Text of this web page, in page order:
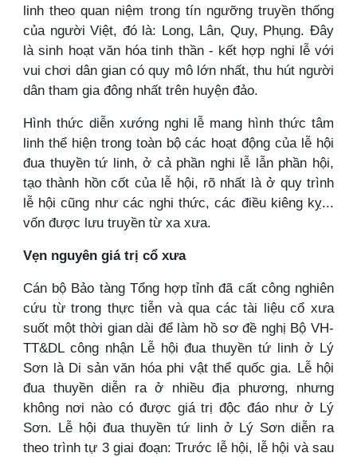
linh theo quan niệm trong tín ngưỡng truyền thống
của người Việt, đó là: Long, Lân, Quy, Phụng. Đây
là sinh hoạt văn hóa tinh thần - kết hợp nghi lễ với
vui chơi dân gian có quy mô lớn nhất, thu hút người
dân tham gia đông nhất trên huyện đảo.
Hình thức diễn xướng nghi lễ mang hình thức tâm
linh thể hiện trong toàn bộ các hoạt động của lễ hội
đua thuyền tứ linh, ở cả phần nghi lễ lẫn phần hội,
tạo thành hồn cốt của lễ hội, rõ nhất là ở quy trình
lễ hội cũng như các nghi thức, các điều kiêng kỵ...
vốn được lưu truyền từ xa xưa.
Vẹn nguyên giá trị cổ xưa
Cán bộ Bảo tàng Tổng hợp tỉnh đã cất công nghiên
cứu từ trong thực tiễn và qua các tài liệu cổ xưa
suốt một thời gian dài để làm hồ sơ đề nghị Bộ VH-
TT&DL công nhận Lễ hội đua thuyền tứ linh ở Lý
Sơn là Di sản văn hóa phi vật thể quốc gia. Lễ hội
đua thuyền diễn ra ở nhiều địa phương, nhưng
không nơi nào có được giá trị độc đáo như ở Lý
Sơn. Lễ hội đua thuyền tứ linh ở Lý Sơn diễn ra
theo trình tự 3 giai đoạn: Trước lễ hội, lễ hội và sau